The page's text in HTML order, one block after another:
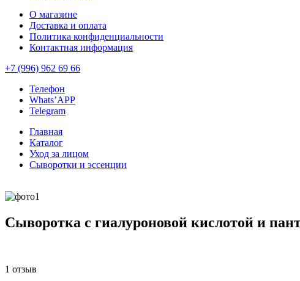
О магазине
Доставка и оплата
Политика конфиденциальности
Контактная информация
+7 (996) 962 69 66
Телефон
Whats’APP
Telegram
Главная
Каталог
Уход за лицом
Сыворотки и эссенции
Сыворотка с гиалуроновой кислотой и
1 отзыв